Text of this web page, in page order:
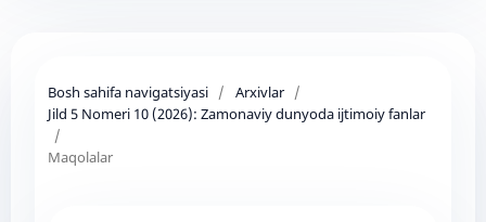
Bosh sahifa navigatsiyasi / Arxivlar /
Jild 5 Nomeri 10 (2026): Zamonaviy dunyoda ijtimoiy fanlar
/
Maqolalar